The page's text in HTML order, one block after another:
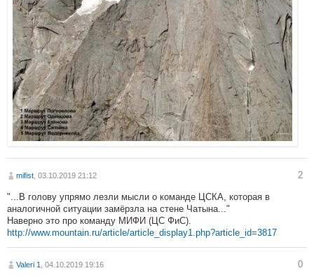
mifist , 03.10.2019 21:12 2
"...В голову упрямо лезли мысли о команде ЦСКА, которая в
аналогичной ситуации замёрзла на стене Чатына..."
Наверно это про команду МИФИ (ЦС ФиС).
http://www.mountain.ru/article/article_display1.php?article_id=3817
Valeri 1 , 04.10.2019 19:16 0